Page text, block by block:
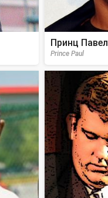
Принц Павел
Prince Paul